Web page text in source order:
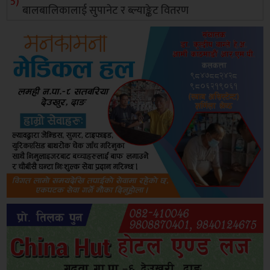
बालबालिकालाई सुपानेट र ब्ल्याङ्केट वितरण